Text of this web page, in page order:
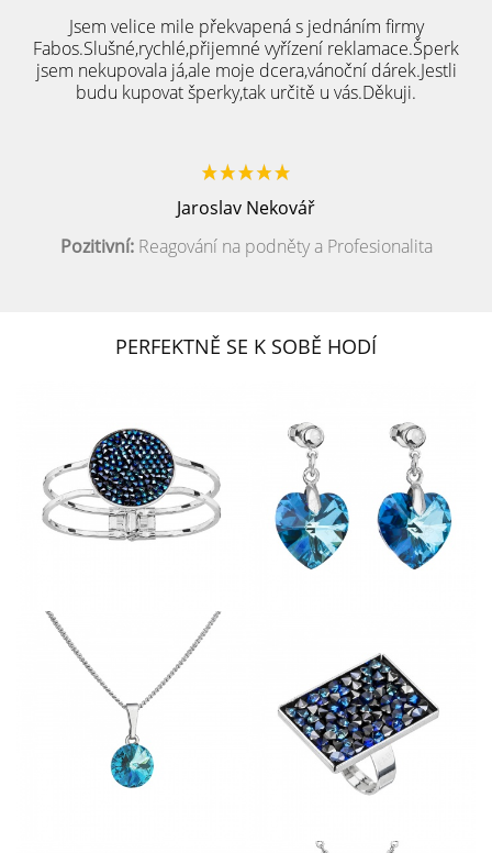
Jsem velice mile překvapená s jednáním firmy
Fabos.Slušné,rychlé,přijemné vyřízení reklamace.Šperk
jsem nekupovala já,ale moje dcera,vánoční dárek.Jestli
budu kupovat šperky,tak určitě u vás.Děkuji.
Jaroslav Nekovář
Pozitivní:Reagování na podněty a Profesionalita
PERFEKTNĚ SE K SOBĚ HODÍ